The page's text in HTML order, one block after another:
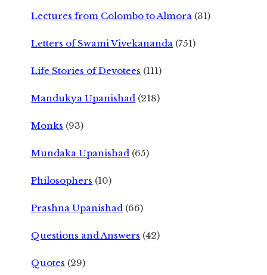
Lectures from Colombo to Almora (31)
Letters of Swami Vivekananda (751)
Life Stories of Devotees (111)
Mandukya Upanishad (218)
Monks (93)
Mundaka Upanishad (65)
Philosophers (10)
Prashna Upanishad (66)
Questions and Answers (42)
Quotes (29)